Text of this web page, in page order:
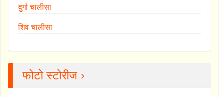
दुर्गा चालीसा
शिव चालीसा
फोटो स्टोरीज ›